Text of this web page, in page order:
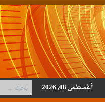
أغسطس 08, 2026